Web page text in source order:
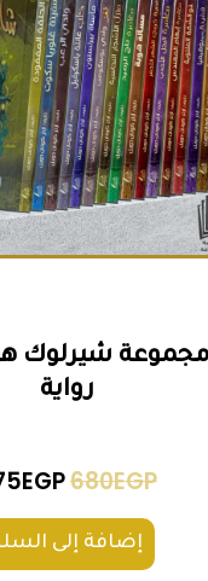
رواية
680EGP
EGP
إضافة إلى